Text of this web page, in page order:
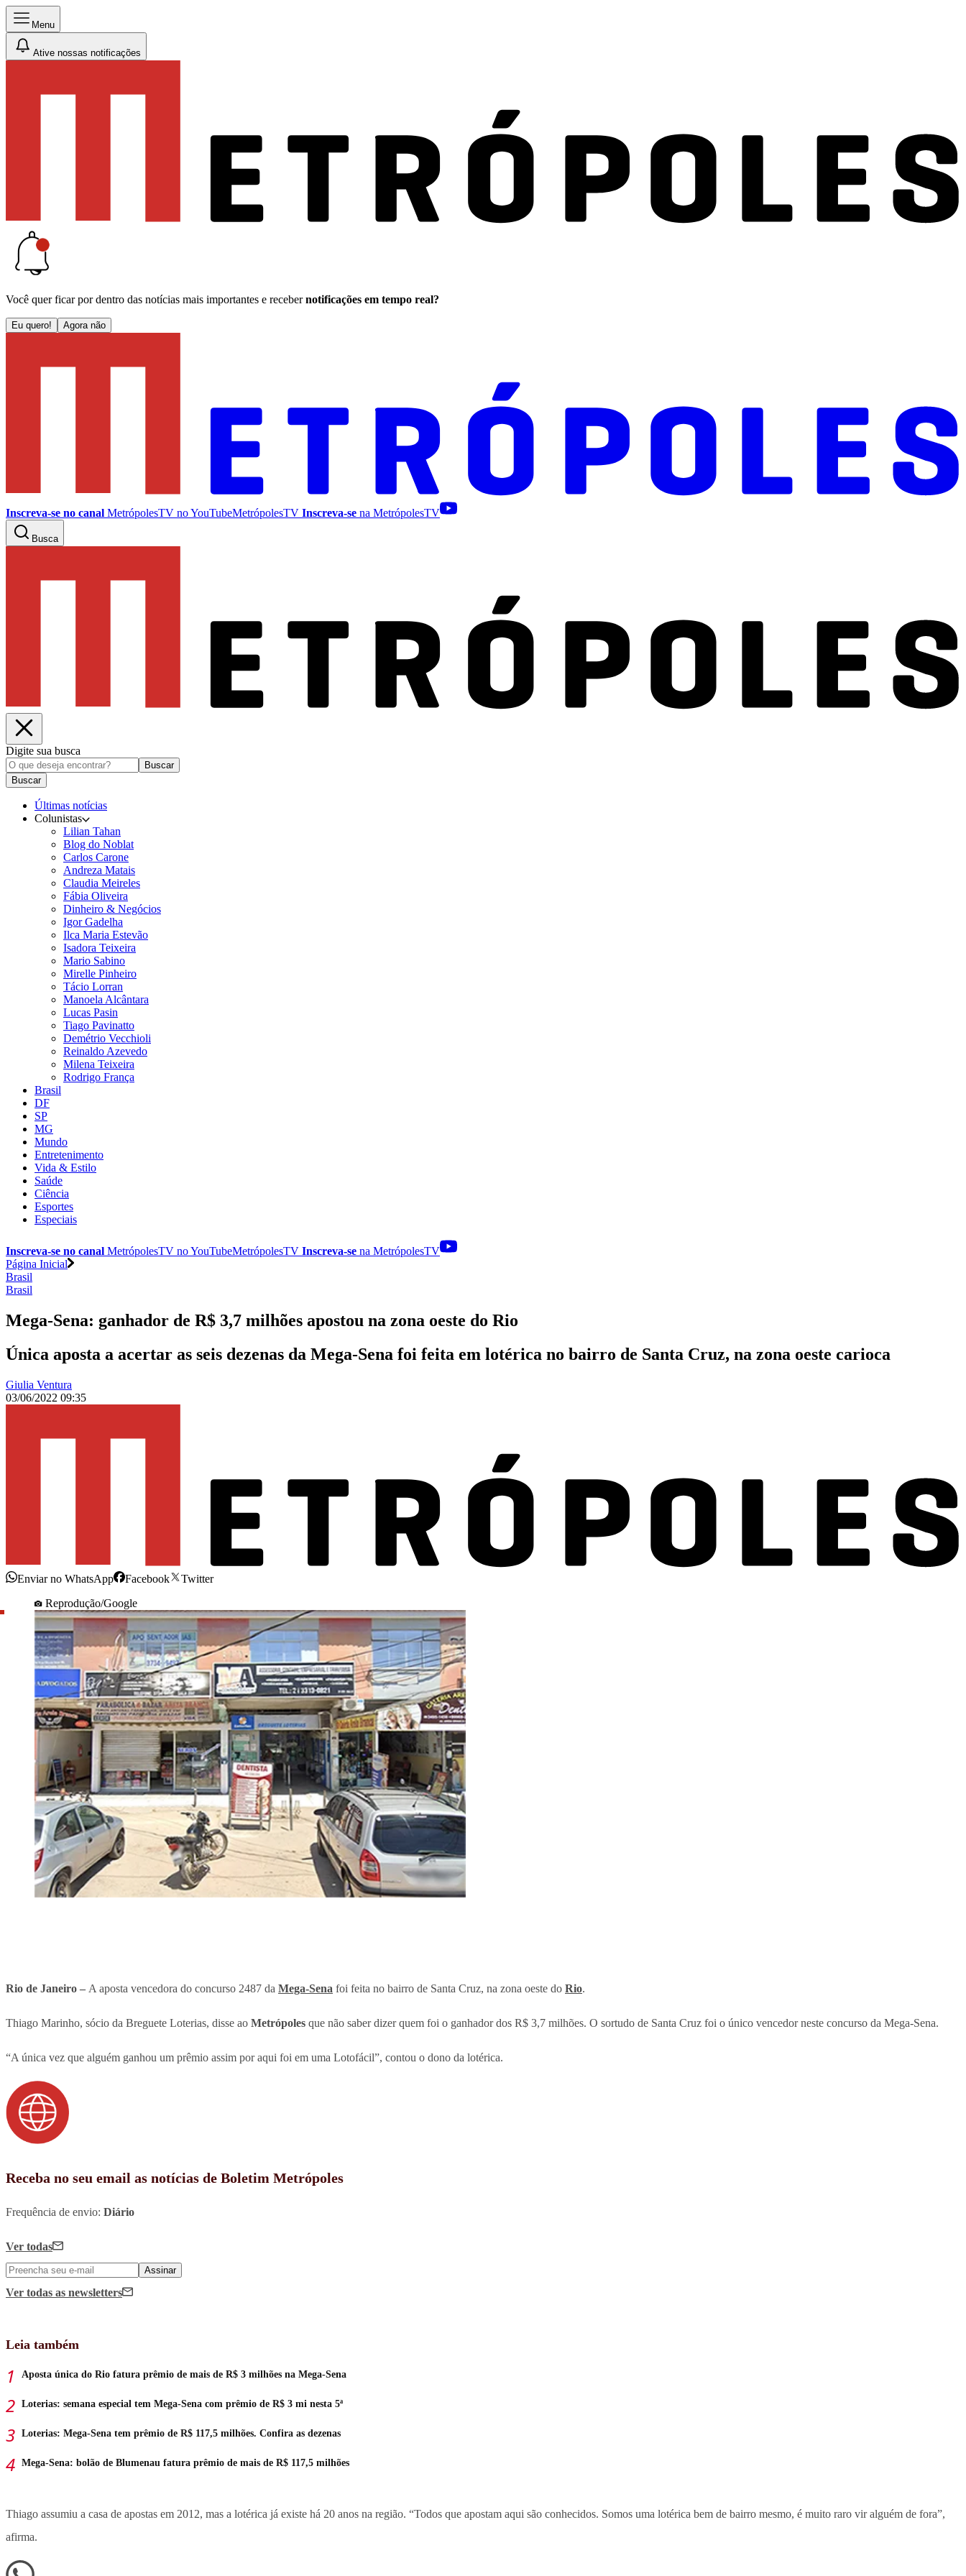
Menu
Ative nossas notificações
Você quer ficar por dentro das notícias mais importantes e receber notificações em tempo real?
Eu quero! Agora não
Inscreva-se no canal MetrópolesTV noYouTubeMetrópolesTV Inscreva-se na MetrópolesTV
Busca
Digite sua busca
Buscar
Buscar
Últimas notícias
Colunistas
Lilian Tahan
Blog do Noblat
Carlos Carone
Andreza Matais
Claudia Meireles
Fábia Oliveira
Dinheiro & Negócios
Igor Gadelha
Ilca Maria Estevão
Isadora Teixeira
Mario Sabino
Mirelle Pinheiro
Tácio Lorran
Manoela Alcântara
Lucas Pasin
Tiago Pavinatto
Demétrio Vecchioli
Reinaldo Azevedo
Milena Teixeira
Rodrigo França
Brasil
DF
SP
MG
Mundo
Entretenimento
Vida & Estilo
Saúde
Ciência
Esportes
Especiais
Inscreva-se no canal MetrópolesTV noYouTubeMetrópolesTV Inscreva-se na MetrópolesTV
Página Inicial
Brasil
Brasil
Mega-Sena: ganhador de R$ 3,7 milhões apostou na zona oeste do Rio
Única aposta a acertar as seis dezenas da Mega-Sena foi feita em lotérica no bairro de Santa Cruz, na zona oeste carioca
Giulia Ventura
03/06/2022 09:35
Enviar no WhatsApp Facebook
Twitter
Reprodução/Google
Rio de Janeiro – A aposta vencedora do concurso 2487 da Mega-Sena foi feita no bairro de Santa Cruz, na zona oeste do Rio.
Thiago Marinho, sócio da Breguete Loterias, disse ao Metrópoles que não saber dizer quem foi o ganhador dos R$ 3,7 milhões. O sortudo de Santa Cruz foi o único vencedor neste concurso da Mega-Sena.
“A única vez que alguém ganhou um prêmio assim por aqui foi em uma Lotofácil”, contou o dono da lotérica.
Receba no seu email as notícias de Boletim Metrópoles
Frequência de envio: Diário
Ver todas
Assinar
Ver todas as newsletters
Leia também
Aposta única do Rio fatura prêmio de mais de R$ 3 milhões na Mega-Sena
Loterias: semana especial tem Mega-Sena com prêmio de R$ 3 mi nesta 5ª
Loterias: Mega-Sena tem prêmio de R$ 117,5 milhões. Confira as dezenas
Mega-Sena: bolão de Blumenau fatura prêmio de mais de R$ 117,5 milhões
Thiago assumiu a casa de apostas em 2012, mas a lotérica já existe há 20 anos na região. “Todos que apostam aqui são conhecidos. Somos uma lotérica bem de bairro mesmo, é muito raro vir alguém de fora”,
afirma.